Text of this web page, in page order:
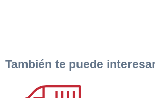
También te puede